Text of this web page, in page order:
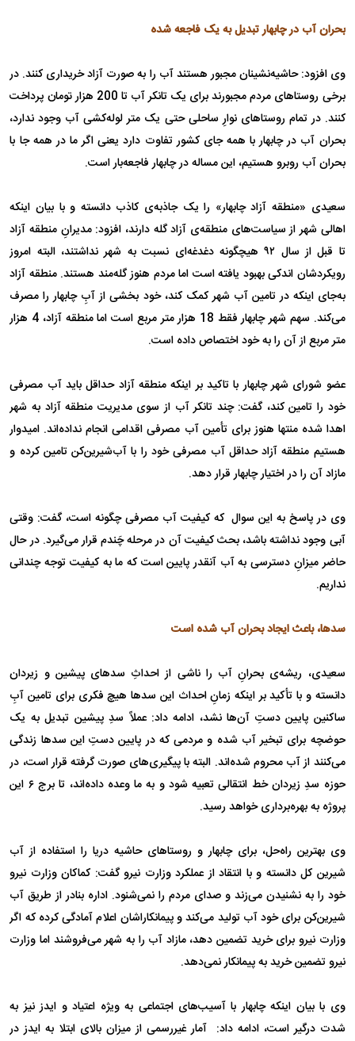
بحران آب در چابهار تبدیل به یک فاجعه شده
وی افزود: حاشیه‌نشینان مجبور هستند آب را به صورت آزاد خریداری کنند. در
برخی روستاهای مردم مجبورند برای یک تانکر آب تا 200 هزار تومان پرداخت
کنند. در تمام روستاهای نوارِ ساحلی حتی یک متر لوله‌کشی آب وجود ندارد،
بحران آب در چابهار با همه جای کشور تفاوت دارد یعنی اگر ما در همه جا با
بحران آب روبرو هستیم، این مساله در چابهار فاجعه‌بار است.
سعیدی «منطقه آزاد چابهار» را یک جاذبه‌ی کاذب دانسته و با بیان اینکه
اهالی شهر از سیاست‌های منطقه‌ی آزاد گله دارند، افزود: مدیرانِ منطقه آزاد
تا قبل از سال ۹۲ هیچگونه دغدغه‌ای نسبت به شهر نداشتند، البته امروز
رویکردشان اندکی بهبود یافته است اما مردم هنوز گله‌مند هستند. منطقه آزاد
به‌جای اینکه در تامین آب شهر کمک کند، خود بخشی از آبِ چابهار را مصرف
می‌کند. سهم شهر چابهار فقط 18 هزار متر مربع است اما منطقه آزاد، 4 هزار
متر مربع از آن را به خود اختصاص داده است.
عضو شورای شهر چابهار با تاکید بر اینکه منطقه آزاد حداقل باید آب مصرفی
خود را تامین کند، گفت: چند تانکر آب از سوی مدیریت منطقه آزاد به شهر
اهدا شده منتها هنوز برای تأمین آب مصرفی اقدامی انجام نداده‌اند. امیدوار
هستیم منطقه آزاد حداقل آب مصرفی خود را با آب‌شیرین‌کن تامین کرده و
مازاد آن را در اختیار چابهار قرار دهد.
وی در پاسخ به این سوال که کیفیت آب مصرفی چگونه است، گفت: وقتی
آبی وجود نداشته باشد، بحث کیفیت آن در مرحله چَندم قرار می‌گیرد. در حال
حاضر میزانِ دسترسی به آب آنقدر پایین است که ما به کیفیت توجه چندانی
نداریم.
سدها، باعث ایجاد بحران آب شده است
سعیدی، ریشه‌ی بحرانِ آب را ناشی از احداثِ سدهای پیشین و زیردان
دانسته و با تأکید بر اینکه زمانِ احداث این سدها هیچ فکری برای تامین آبِ
ساکنین پایین دستِ آن‌ها نشد، ادامه داد: عملاً سدِ پیشین تبدیل به یک
حوضچه برای تبخیر آب شده و مردمی که در پایین دستِ این سدها زندگی
می‌کنند از آب محروم شده‌اند. البته با پیگیری‌های صورت گرفته قرار است، در
حوزه سدِ زیردان خط انتقالی تعبیه شود و به ما وعده داده‌اند، تا برج ۶ این
پروژه به بهره‌برداری خواهد رسید.
وی بهترین راه‌حل، برای چابهار و روستاهای حاشیه دریا را استفاده از آب
شیرین کل دانسته و با انتقاد از عملکرد وزارت نیرو گفت: کماکان وزارت نیرو
خود را به نشنیدن می‌زند و صدای مردم را نمی‌شنود. اداره بنادر از طریق آب
شیرین‌کن برای خود آب تولید می‌کند و پیمانکاراشان اعلام آمادگی کرده که اگر
وزارت نیرو برای خرید تضمین دهد، مازاد آب را به شهر می‌فروشند اما وزارت
نیرو تضمین خرید به پیمانکار نمی‌دهد.
وی با بیان اینکه چابهار با آسیب‌های اجتماعی به ویژه اعتیاد و ایدز نیز به
شدت درگیر است، ادامه داد: آمار غیررسمی از میزان بالای ابتلا به ایدز در